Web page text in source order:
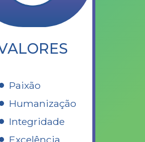
Paixão
Humanização
Integridade
Excelência